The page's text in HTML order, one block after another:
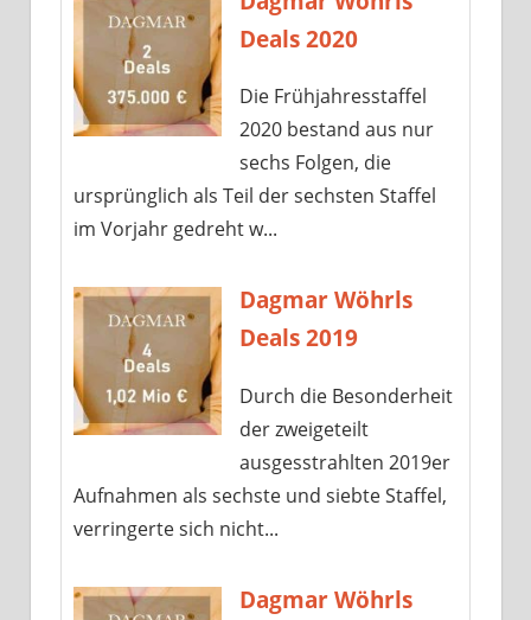
Deals 2020
Die Frühjahresstaffel
2020 bestand aus nur
sechs Folgen, die
ursprünglich als Teil der sechsten Staffel
im Vorjahr gedreht w...
Dagmar Wöhrls
Deals 2019
Durch die Besonderheit
der zweigeteilt
ausgesstrahlten 2019er
Aufnahmen als sechste und siebte Staffel,
verringerte sich nicht...
Dagmar Wöhrls